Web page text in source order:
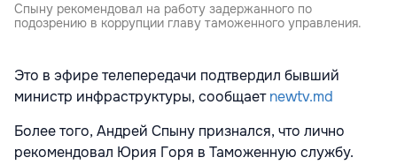
Спыну рекомендовал на работу задержанного по
подозрению в коррупции главу таможенного управления.
Это в эфире телепередачи подтвердил бывший
министр инфраструктуры, сообщаетnewtv.md
Более того, Андрей Спыну признался, что лично
рекомендовал Юрия Горя в Таможенную службу.